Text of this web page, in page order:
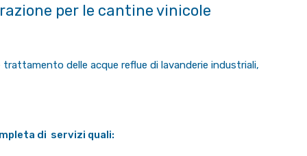
per le cantine vinicole
delle acque reflue di lavanderie industriali,
di servizi quali: